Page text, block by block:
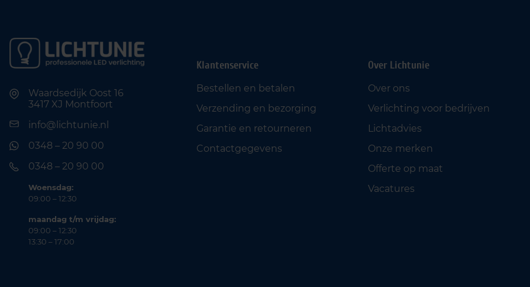
Waardsedijk Oost 16
3417 XJ Montfoort
info@lichtunie.nl
0348 – 20 90 00
0348 – 20 90 00
Woensdag:
09:00 – 12:30
maandag t/m vrijdag:
09:00 – 12:30
13:30 – 17:00
Klantenservice
Bestellen en betalen
Verzending en bezorging
Garantie en retourneren
Contactgegevens
Over Lichtunie
Over ons
Verlichting voor bedrijven
Lichtadvies
Onze merken
Offerte op maat
Vacatures